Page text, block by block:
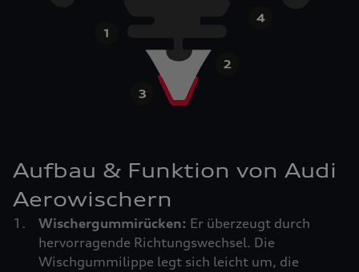
Aufbau & Funktion von Audi
Aerowischern
Wischergummirücken: Er überzeugt durch
hervorragende Richtungswechsel. Die
Wischgummilippe legt sich leicht um, die